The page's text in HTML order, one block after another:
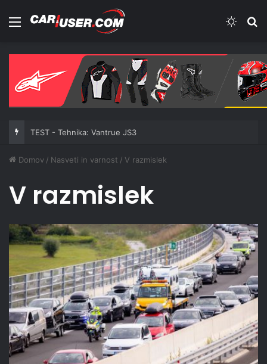
Meni
TEST - Tehnika: Vantrue JS3
Domov / Nasveti in varnost / V razmislek
V razmislek